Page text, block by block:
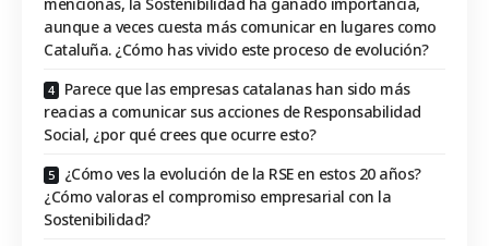
aunque a veces cuesta más comunicar en lugares como
Cataluña. ¿Cómo has vivido este proceso de evolución?
Parece que las empresas catalanas han sido más
reacias a comunicar sus acciones de Responsabilidad
Social, ¿por qué crees que ocurre esto?
¿Cómo ves la evolución de la RSE en estos 20 años?
¿Cómo valoras el compromiso empresarial con la
Sostenibilidad?